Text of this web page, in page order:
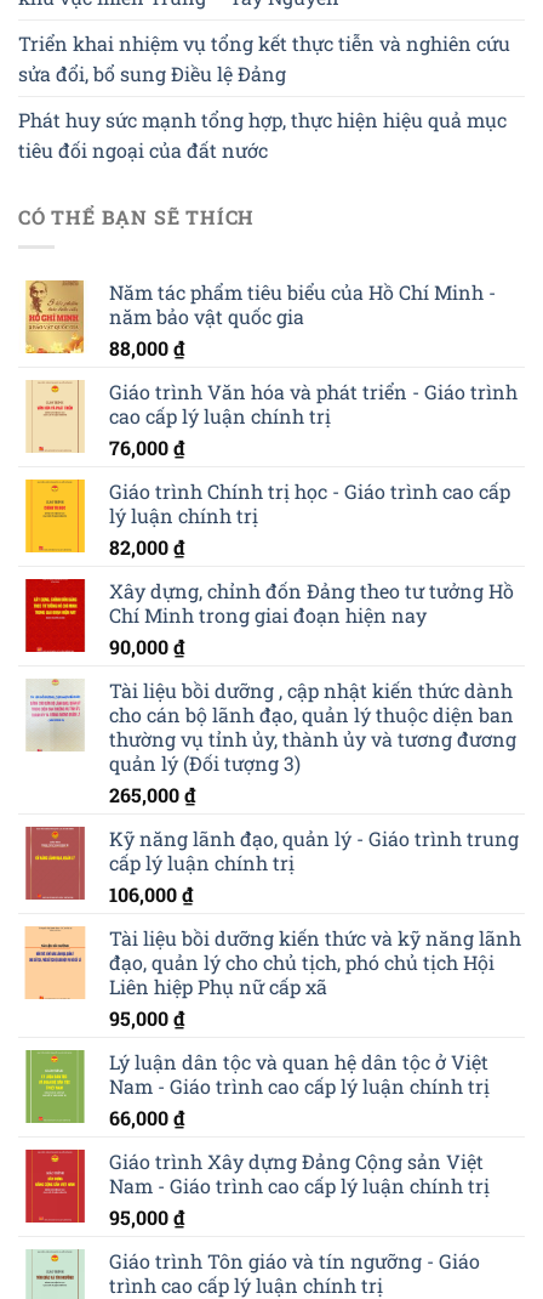
Triển khai nhiệm vụ tổng kết thực tiễn và nghiên cứu
sửa đổi, bổ sung Điều lệ Đảng
Phát huy sức mạnh tổng hợp, thực hiện hiệu quả mục
tiêu đối ngoại của đất nước
CÓ THỂ BẠN SẼ THÍCH
Năm tác phẩm tiêu biểu của Hồ Chí Minh -
năm bảo vật quốc gia
88,000₫
Giáo trình Văn hóa và phát triển - Giáo trình
cao cấp lý luận chính trị
76,000₫
Giáo trình Chính trị học - Giáo trình cao cấp
lý luận chính trị
82,000₫
Xây dựng, chỉnh đốn Đảng theo tư tưởng Hồ
Chí Minh trong giai đoạn hiện nay
90,000₫
Tài liệu bồi dưỡng , cập nhật kiến thức dành
cho cán bộ lãnh đạo, quản lý thuộc diện ban
thường vụ tỉnh ủy, thành ủy và tương đương
quản lý (Đối tượng 3)
265,000₫
Kỹ năng lãnh đạo, quản lý - Giáo trình trung
cấp lý luận chính trị
106,000₫
Tài liệu bồi dưỡng kiến thức và kỹ năng lãnh
đạo, quản lý cho chủ tịch, phó chủ tịch Hội
Liên hiệp Phụ nữ cấp xã
95,000₫
Lý luận dân tộc và quan hệ dân tộc ở Việt
Nam - Giáo trình cao cấp lý luận chính trị
66,000₫
Giáo trình Xây dựng Đảng Cộng sản Việt
Nam - Giáo trình cao cấp lý luận chính trị
95,000₫
Giáo trình Tôn giáo và tín ngưỡng - Giáo
trình cao cấp lý luận chính trị